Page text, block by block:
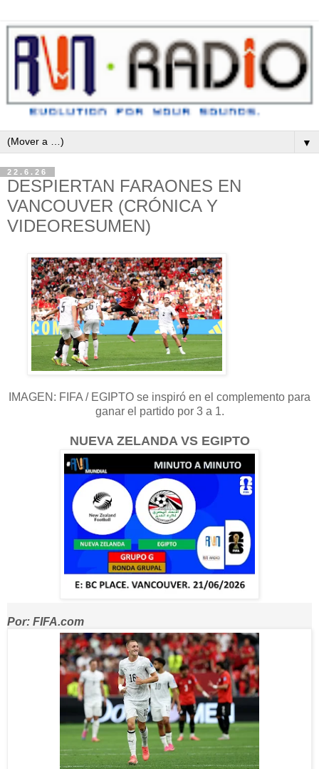
▼
22.6.26
DESPIERTAN FARAONES EN
VANCOUVER (CRÓNICA Y
VIDEORESUMEN)
IMAGEN: FIFA / EGIPTO se inspiró en el complemento para
ganar el partido por 3 a 1.
NUEVA ZELANDA VS EGIPTO
Por: FIFA.com